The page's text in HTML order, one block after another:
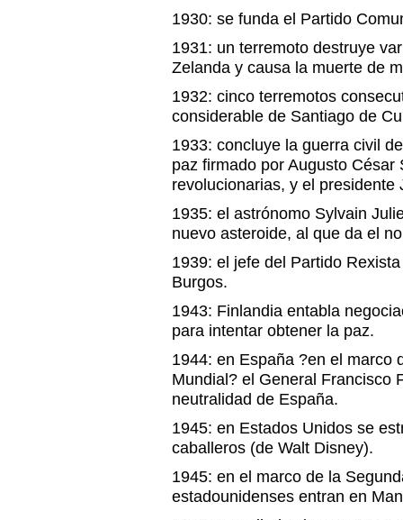
1930: se funda el Partido
1931: un terremoto destruye
Zelanda y causa la muerte de
1932: cinco terremotos
considerable de Santiago de
1933: concluye la guerra civil
paz firmado por Augusto
revolucionarias, y el presidente
1935: el astrónomo Sylvain
nuevo asteroide, al que da el
1939: el jefe del Partido
Burgos.
1943: Finlandia entabla
para intentar obtener la paz.
1944: en España ?en el marco
Mundial? el General Francisco
neutralidad de España.
1945: en Estados Unidos se
caballeros (de Walt Disney).
1945: en el marco de la
estadounidenses entran en